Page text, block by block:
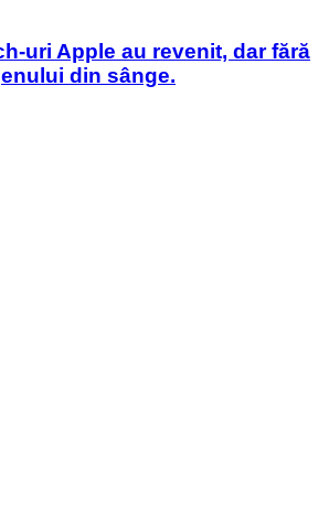
uri Apple au revenit, dar fără
din sânge.